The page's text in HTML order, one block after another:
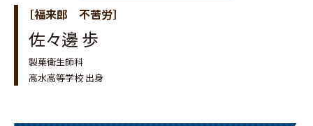
［福来郎 不苦労］
佐々邊 歩
製菓衛生師科
高水高等学校 出身